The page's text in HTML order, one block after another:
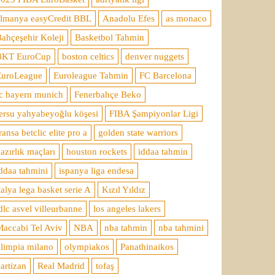
easyCredit BBL
Anadolu Efes
as monaco
Koleji
Basketbol Tahmin
EuroCup
boston celtics
denver nuggets
Euroleague Tahmin
FC Barcelona
bayern munich
Fenerbahçe Beko
yahyabeyoğlu köşesi
FIBA Şampiyonlar Ligi
betclic elite pro a
golden state warriors
maçları
houston rockets
iddaa tahmin
tahmini
ispanya liga endesa
lega basket serie A
Kızıl Yıldız
asvel villeurbanne
los angeles lakers
Tel Aviv
NBA nba tahmin
nba tahmini
milano
olympiakos
Panathinaikos
Real Madrid tofaş